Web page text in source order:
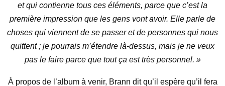
et qui contienne tous ces éléments, parce que c’est la
première impression que les gens vont avoir. Elle parle de
choses qui viennent de se passer et de personnes qui nous
quittent ; je pourrais m’étendre là-dessus, mais je ne veux
pas le faire parce que tout ça est très personnel. »
À propos de l’album à venir, Brann dit qu’il espère qu’il fera